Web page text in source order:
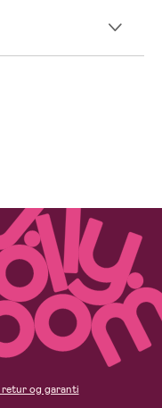
og garanti